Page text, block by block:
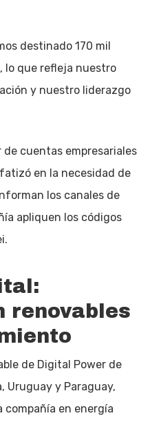
destinado 170 mil
lo que refleja nuestro
y nuestro liderazgo
cuentas empresariales
en la necesidad de
los canales de
apliquen los códigos
renovables
de Digital Power de
Uruguay y Paraguay,
en energía